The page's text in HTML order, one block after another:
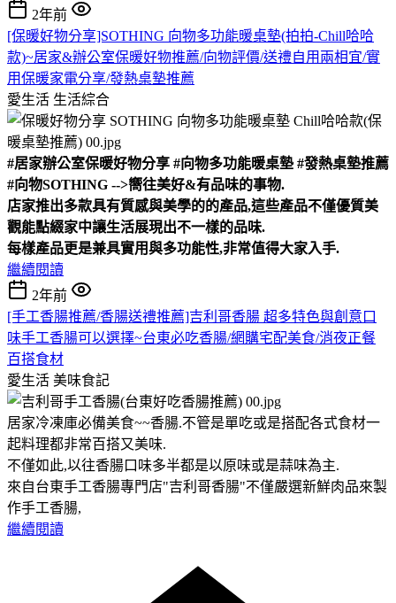
2年前
[保暖好物分享]SOTHING 向物多功能暖桌墊(拍拍-Chill哈哈
款)~居家&辦公室保暖好物推薦/向物評價/送禮自用兩相宜/實
用保暖家電分享/發熱桌墊推薦
愛生活 生活綜合
#居家辦公室保暖好物分享 #向物多功能暖桌墊 #發熱桌墊推薦
#向物SOTHING -->嚮往美好&有品味的事物.
店家推出多款具有質感與美學的的產品,這些產品不僅優質美
觀能點綴家中讓生活展現出不一樣的品味.
每樣產品更是兼具實用與多功能性,非常值得大家入手.
繼續閱讀
2年前
[手工香腸推薦/香腸送禮推薦]吉利哥香腸 超多特色與創意口
味手工香腸可以選擇~台東必吃香腸/網購宅配美食/消夜正餐
百搭食材
愛生活 美味食記
居家冷凍庫必備美食~~香腸.不管是單吃或是搭配各式食材一
起料理都非常百搭又美味.
不僅如此,以往香腸口味多半都是以原味或是蒜味為主.
來自台東手工香腸專門店"吉利哥香腸"不僅嚴選新鮮肉品來製
作手工香腸,
繼續閱讀